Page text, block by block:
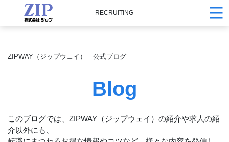
RECRUITING
ZIPWAY（ジップウェイ） 公式ブログ
Blog
このブログでは、ZIPWAY（ジップウェイ）の紹介や求人の紹
介以外にも、